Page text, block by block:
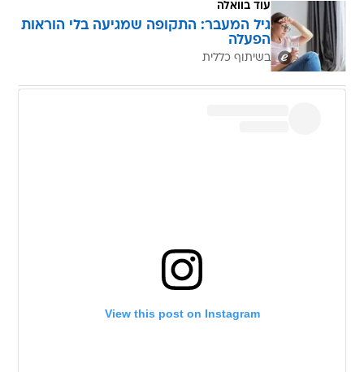
עוד בוואלה
גיל המעבר: התקופה שמגיעה בלי הוראות
הפעלה
בשיתוף כללית
View this post on Instagram